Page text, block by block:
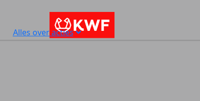
Alles over acties